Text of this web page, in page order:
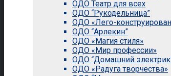
ОДО Театр для всех
ОДО “Рукодельница”
ОДО «Лего-
ОДО “Арлекин”
ОДО «Магия стиля»
ОДО «Мир профессии»
ОДО “Домашний
ОДО «Радуга творчества»